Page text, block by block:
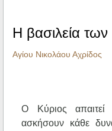
Η βασιλεία
Αγίου Νικολάου Αχρίδος
Ο Κύριος
ασκήσουν κάθε